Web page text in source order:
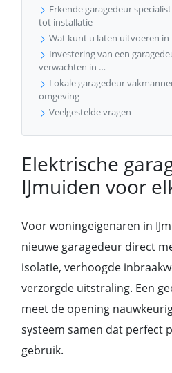
Erkende garagedeur
tot installatie
Wat kunt u laten uitvoeren in
Investering van een
verwachten in …
Lokale garagedeur
omgeving
Veelgestelde vragen
Elektrische
IJmuiden voor
Voor woningeigenaren in
nieuwe garagedeur direct
isolatie, verhoogde
verzorgde uitstraling. Een
meet de opening
systeem samen dat perfect
gebruik.